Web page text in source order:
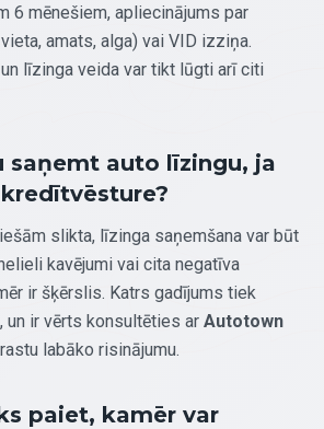
6 mēnešiem, apliecinājums par
amats, alga) vai VID izziņa.
līzinga veida var tikt lūgti arī citi
saņemt auto līzingu, ja
slikta, līzinga saņemšana var būt
kavējumi vai cita negatīva
ir šķērslis. Katrs gadījums tiek
ir vērts konsultēties ar Autotown
labāko risinājumu.
paiet, kamēr var